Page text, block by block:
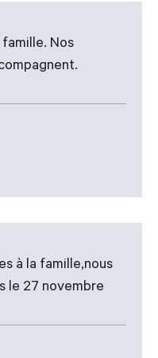
famille. Nos
à la famille,nous
le 27 novembre